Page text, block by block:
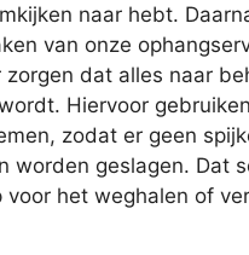
naar hebt.
van onze
zorgen dat alles naar
Hiervoor
zodat er geen
worden geslagen. Dat
voor het weghalen of